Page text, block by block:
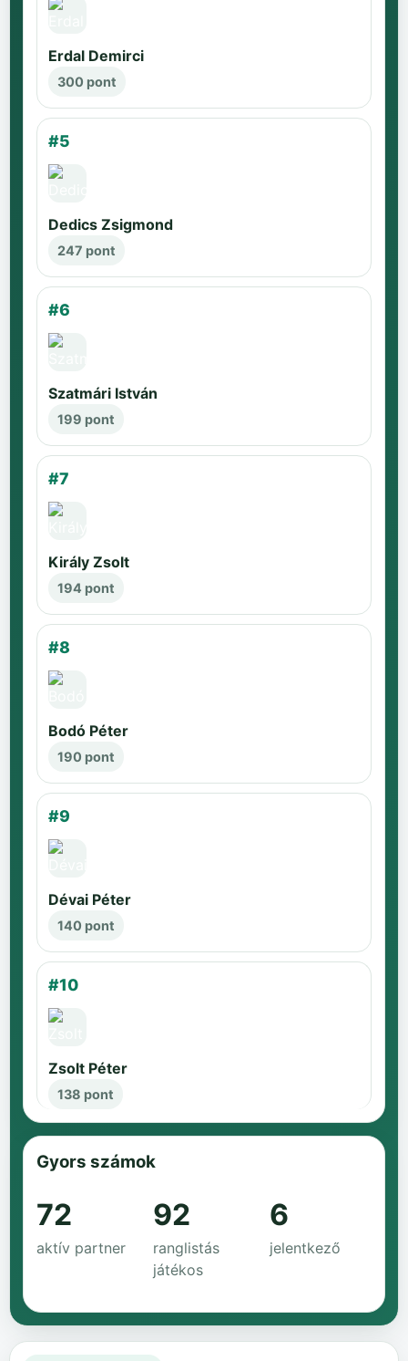
Erdal Demirci
300 pont
#5
Dedics Zsigmond
247 pont
#6
Szatmári István
199 pont
#7
Király Zsolt
194 pont
#8
Bodó Péter
190 pont
#9
Dévai Péter
140 pont
#10
Zsolt Péter
138 pont
Gyors számok
72
aktív partner
92
ranglistás
játékos
6
jelentkező